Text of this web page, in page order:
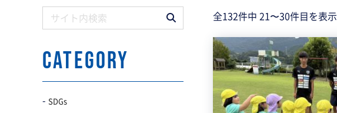
全132件中 21〜30件目を表示
CATEGORY
SDGs